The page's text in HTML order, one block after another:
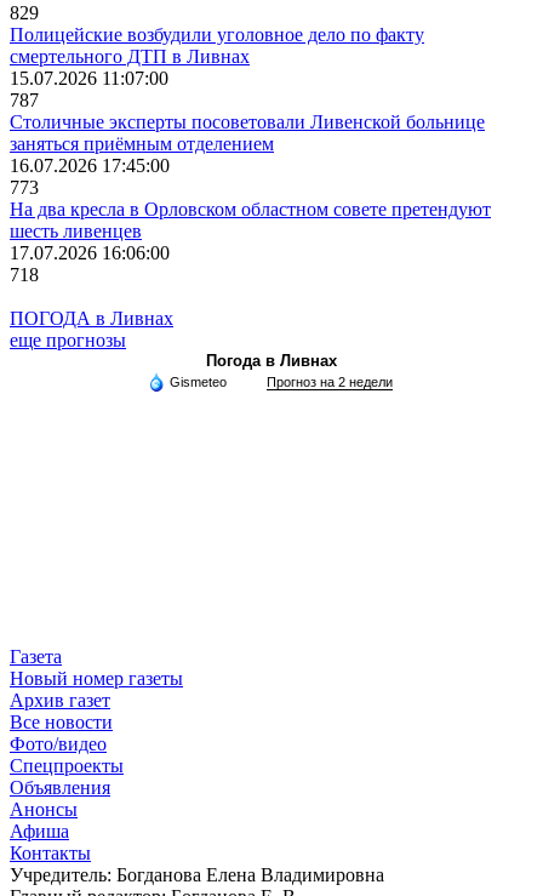
829
Полицейские возбудили уголовное дело по факту
смертельного ДТП в Ливнах
15.07.2026 11:07:00
787
Столичные эксперты посоветовали Ливенской больнице
заняться приёмным отделением
16.07.2026 17:45:00
773
На два кресла в Орловском областном совете претендуют
шесть ливенцев
17.07.2026 16:06:00
718
ПОГОДА в Ливнах
еще прогнозы
Погода в Ливнах
Gismeteo Прогноз на 2 недели
Газета
Новый номер газеты
Архив газет
Все новости
Фото/видео
Спецпроекты
Объявления
Анонсы
Афиша
Контакты
Учредитель: Богданова Елена Владимировна